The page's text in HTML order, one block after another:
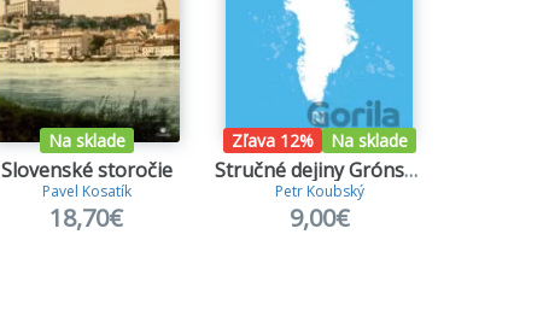
Na sklade
Slovenské storočie
Pavel Kosatík
18,70€
Zľava 12% Na sklade
Stručné dejiny Grónska
Petr Koubský
9,00€